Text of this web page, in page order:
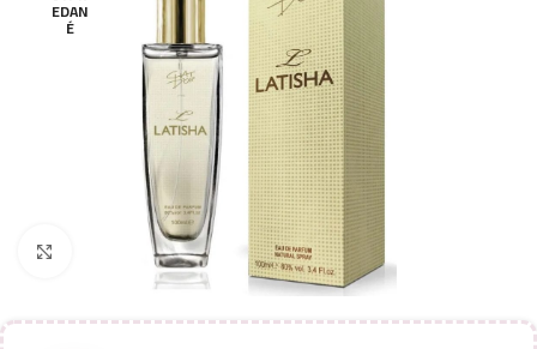
EDAN
É
Zobraziť väčší obrázok